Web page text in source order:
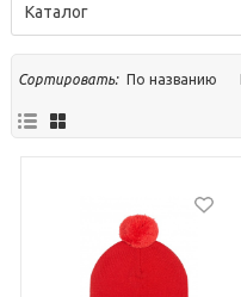
Каталог
Сортировать: По названию